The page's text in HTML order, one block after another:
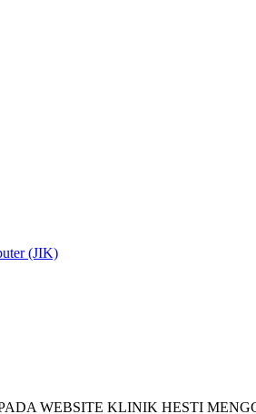
(JIK)
WEBSITE KLINIK HESTI